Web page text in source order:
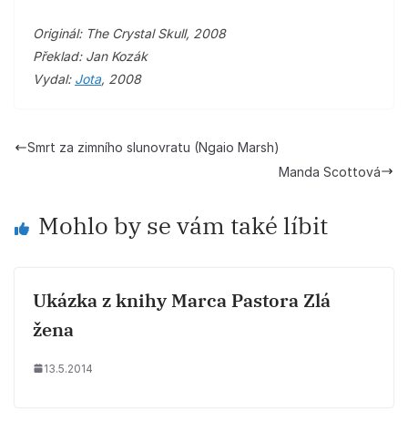
Originál: The Crystal Skull, 2008
Překlad: Jan Kozák
Vydal: Jota, 2008
Smrt za zimního slunovratu (Ngaio Marsh)
Manda Scottová
Mohlo by se vám také líbit
Ukázka z knihy Marca Pastora Zlá
žena
13.5.2014